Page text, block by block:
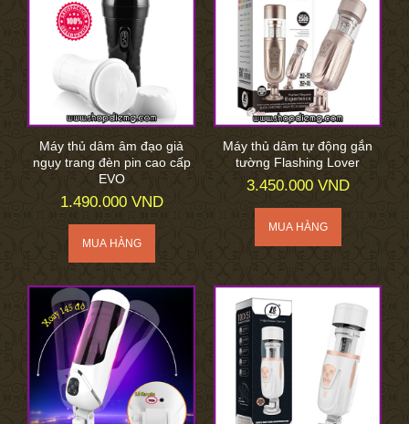
Máy thủ dâm âm đạo giả
ngụy trang đèn pin cao cấp
EVO
1.490.000 VND
Máy thủ dâm tự động gắn
tường Flashing Lover
3.450.000 VND